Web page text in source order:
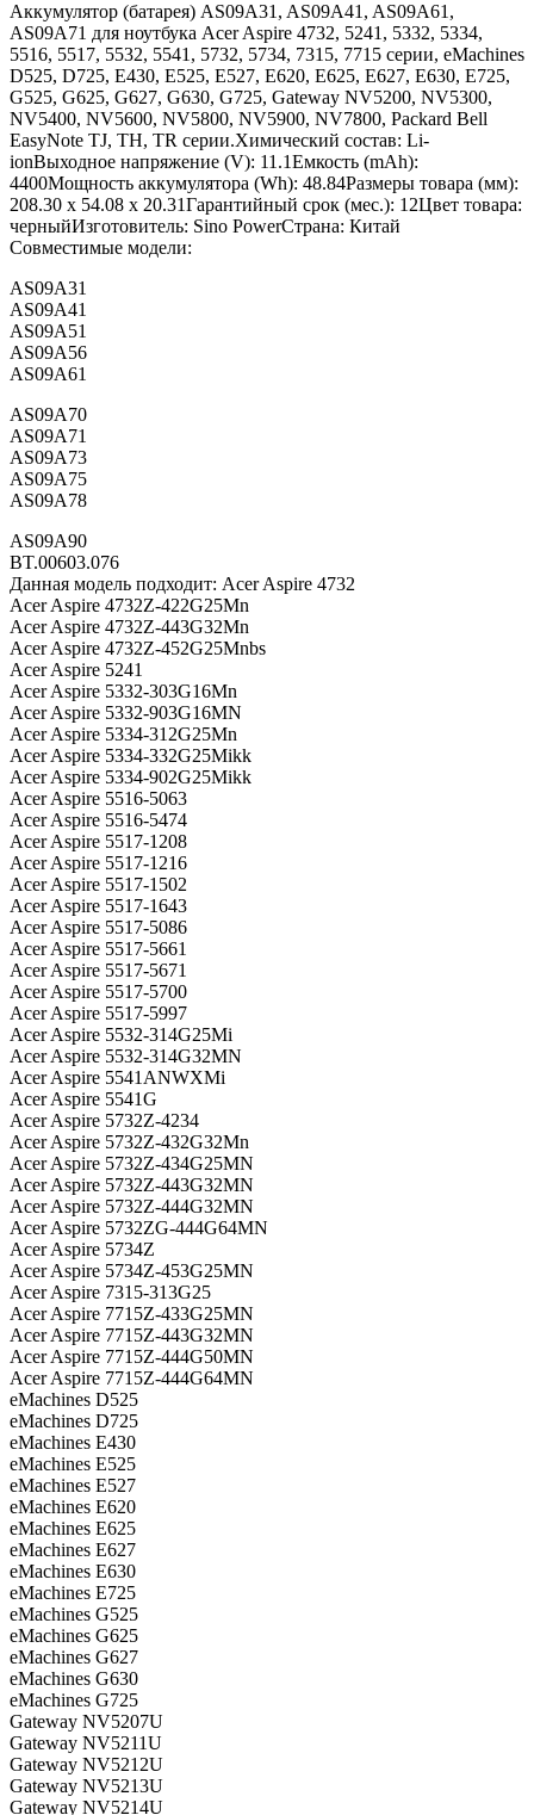
Аккумулятор (батарея) AS09A31, AS09A41, AS09A61,
AS09A71 для ноутбука Acer Aspire 4732, 5241, 5332, 5334,
5516, 5517, 5532, 5541, 5732, 5734, 7315, 7715 серии, eMachines
D525, D725, E430, E525, E527, E620, E625, E627, E630, E725,
G525, G625, G627, G630, G725, Gateway NV5200, NV5300,
NV5400, NV5600, NV5800, NV5900, NV7800, Packard Bell
EasyNote TJ, TH, TR серии.Химический состав: Li-
ionВыходное напряжение (V): 11.1Емкость (mAh):
4400Мощность аккумулятора (Wh): 48.84Размеры товара (мм):
208.30 x 54.08 x 20.31Гарантийный срок (мес.): 12Цвет товара:
черныйИзготовитель: Sino PowerСтрана: Китай
Совместимые модели:
AS09A31
AS09A41
AS09A51
AS09A56
AS09A61
AS09A70
AS09A71
AS09A73
AS09A75
AS09A78
AS09A90
BT.00603.076
Данная модель подходит: Acer Aspire 4732
Acer Aspire 4732Z-422G25Mn
Acer Aspire 4732Z-443G32Mn
Acer Aspire 4732Z-452G25Mnbs
Acer Aspire 5241
Acer Aspire 5332-303G16Mn
Acer Aspire 5332-903G16MN
Acer Aspire 5334-312G25Mn
Acer Aspire 5334-332G25Mikk
Acer Aspire 5334-902G25Mikk
Acer Aspire 5516-5063
Acer Aspire 5516-5474
Acer Aspire 5517-1208
Acer Aspire 5517-1216
Acer Aspire 5517-1502
Acer Aspire 5517-1643
Acer Aspire 5517-5086
Acer Aspire 5517-5661
Acer Aspire 5517-5671
Acer Aspire 5517-5700
Acer Aspire 5517-5997
Acer Aspire 5532-314G25Mi
Acer Aspire 5532-314G32MN
Acer Aspire 5541ANWXMi
Acer Aspire 5541G
Acer Aspire 5732Z-4234
Acer Aspire 5732Z-432G32Mn
Acer Aspire 5732Z-434G25MN
Acer Aspire 5732Z-443G32MN
Acer Aspire 5732Z-444G32MN
Acer Aspire 5732ZG-444G64MN
Acer Aspire 5734Z
Acer Aspire 5734Z-453G25MN
Acer Aspire 7315-313G25
Acer Aspire 7715Z-433G25MN
Acer Aspire 7715Z-443G32MN
Acer Aspire 7715Z-444G50MN
Acer Aspire 7715Z-444G64MN
eMachines D525
eMachines D725
eMachines E430
eMachines E525
eMachines E527
eMachines E620
eMachines E625
eMachines E627
eMachines E630
eMachines E725
eMachines G525
eMachines G625
eMachines G627
eMachines G630
eMachines G725
Gateway NV5207U
Gateway NV5211U
Gateway NV5212U
Gateway NV5213U
Gateway NV5214U